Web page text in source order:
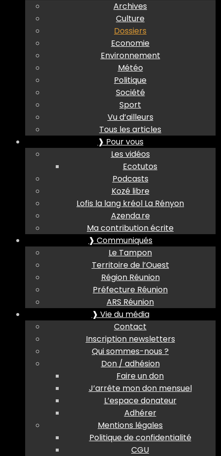
Archives
Culture
Dossiers
Economie
Environnement
Météo
Politique
Société
Sport
Vu d’ailleurs
Tous les articles
❱ Pour vous
Les vidéos
Ecotutos
Podcasts
Kozé libre
Lofis la lang kréol La Rényon
Azenda.re
Ma contribution écrite
❱ Communiqués
Le Tampon
Territoire de l’Ouest
Région Réunion
Préfecture Réunion
ARS Réunion
❱ Vie du média
Contact
Inscription newsletters
Qui sommes-nous ?
Don / adhésion
Faire un don
J’arrête mon don mensuel
L’espace donateur
Adhérer
Mentions légales
Politique de confidentialité
CGU